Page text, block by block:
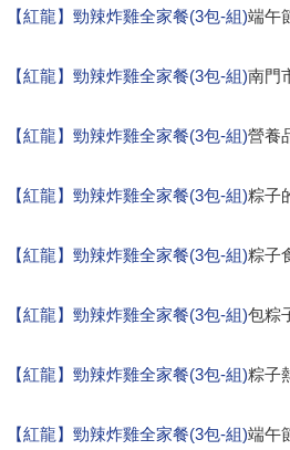
【紅龍】勁辣炸雞全家餐(3包-組)端午
【紅龍】勁辣炸雞全家餐(3包-組)南門
【紅龍】勁辣炸雞全家餐(3包-組)營養
【紅龍】勁辣炸雞全家餐(3包-組)粽子
【紅龍】勁辣炸雞全家餐(3包-組)粽子
【紅龍】勁辣炸雞全家餐(3包-組)包粽
【紅龍】勁辣炸雞全家餐(3包-組)粽子
【紅龍】勁辣炸雞全家餐(3包-組)端午